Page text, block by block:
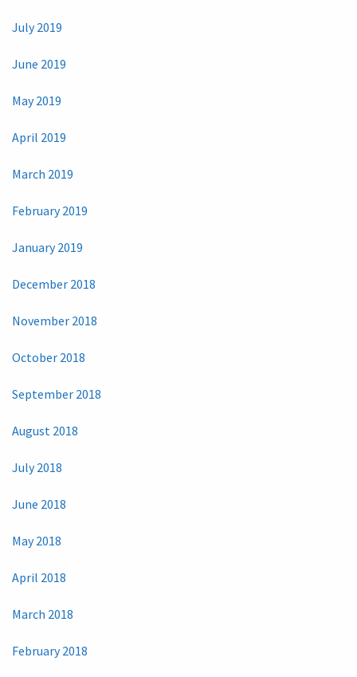
July 2019
June 2019
May 2019
April 2019
March 2019
February 2019
January 2019
December 2018
November 2018
October 2018
September 2018
August 2018
July 2018
June 2018
May 2018
April 2018
March 2018
February 2018